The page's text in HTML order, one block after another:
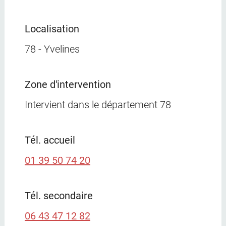
Localisation
78 - Yvelines
Zone d'intervention
Intervient dans le département 78
Tél. accueil
01 39 50 74 20
Tél. secondaire
06 43 47 12 82